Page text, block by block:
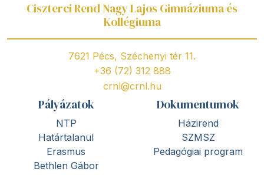
Ciszterci Rend Nagy Lajos Gimnáziuma és
Kollégiuma
7621 Pécs, Széchenyi tér 11.
+36 (72) 312 888
crnl@crnl.hu
Pályázatok
NTP
Határtalanul
Erasmus
Bethlen Gábor
Dokumentumok
Házirend
SZMSZ
Pedagógiai program